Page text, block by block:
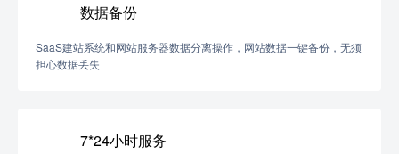
数据备份
SaaS建站系统和网站服务器数据分离操作，网站数据一键备份，无须
担心数据丢失
7*24小时服务